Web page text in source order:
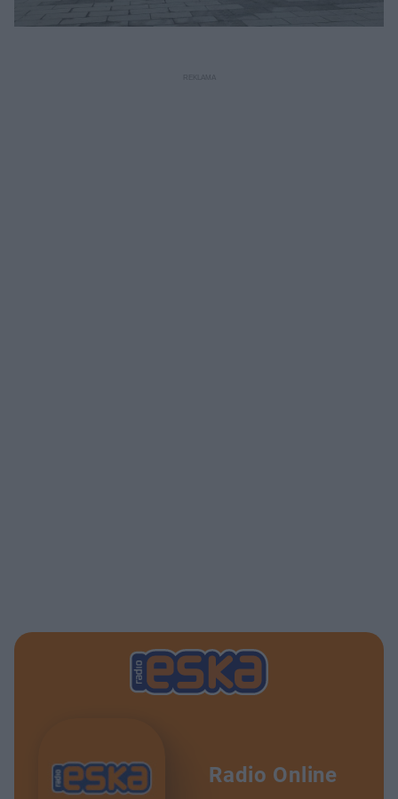
Radio Online